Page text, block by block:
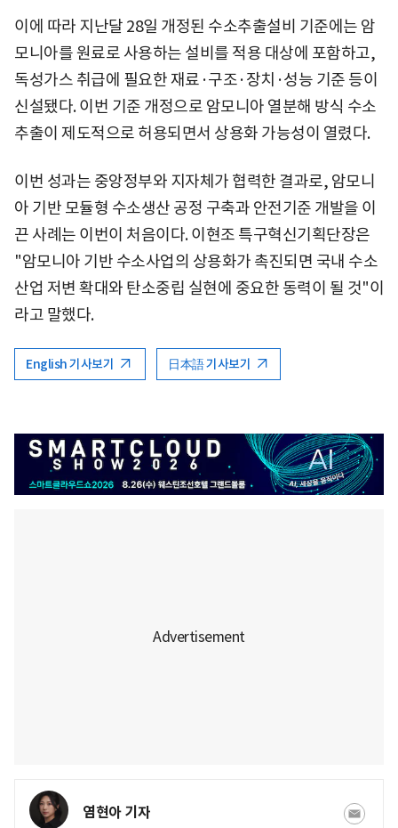
이에 따라 지난달 28일 개정된 수소추출설비 기준에는 암
모니아를 원료로 사용하는 설비를 적용 대상에 포함하고,
독성가스 취급에 필요한 재료·구조·장치·성능 기준 등이
신설됐다. 이번 기준 개정으로 암모니아 열분해 방식 수소
추출이 제도적으로 허용되면서 상용화 가능성이 열렸다.
이번 성과는 중앙정부와 지자체가 협력한 결과로, 암모니
아 기반 모듈형 수소생산 공정 구축과 안전기준 개발을 이
끈 사례는 이번이 처음이다. 이현조 특구혁신기획단장은
"암모니아 기반 수소사업의 상용화가 촉진되면 국내 수소
산업 저변 확대와 탄소중립 실현에 중요한 동력이 될 것"이
라고 말했다.
English 기사보기 日本語 기사보기
염현아 기자